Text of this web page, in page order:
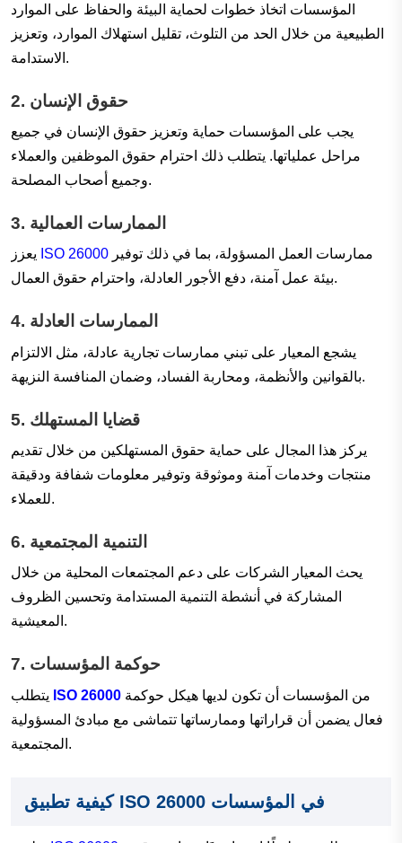
المؤسسات اتخاذ خطوات لحماية البيئة والحفاظ على الموارد
الطبيعية من خلال الحد من التلوث، تقليل استهلاك الموارد، وتعزيز
الاستدامة.
2. حقوق الإنسان
يجب على المؤسسات حماية وتعزيز حقوق الإنسان في جميع
مراحل عملياتها. يتطلب ذلك احترام حقوق الموظفين والعملاء
وجميع أصحاب المصلحة.
3. الممارسات العمالية
ISO 26000
بيئة عمل آمنة، دفع الأجور العادلة، واحترام حقوق العمال.
4. الممارسات العادلة
يشجع المعيار على تبني ممارسات تجارية عادلة، مثل الالتزام
بالقوانين والأنظمة، ومحاربة الفساد، وضمان المنافسة النزيهة.
5. قضايا المستهلك
يركز هذا المجال على حماية حقوق المستهلكين من خلال تقديم
منتجات وخدمات آمنة وموثوقة وتوفير معلومات شفافة ودقيقة
للعملاء.
6. التنمية المجتمعية
يحث المعيار الشركات على دعم المجتمعات المحلية من خلال
المشاركة في أنشطة التنمية المستدامة وتحسين الظروف
المعيشية.
7. حوكمة المؤسسات
يتطلب ISO 26000
فعال يضمن أن قراراتها وممارساتها تتماشى مع مبادئ المسؤولية
المجتمعية.
كيفية تطبيق ISO 26000 في المؤسسات